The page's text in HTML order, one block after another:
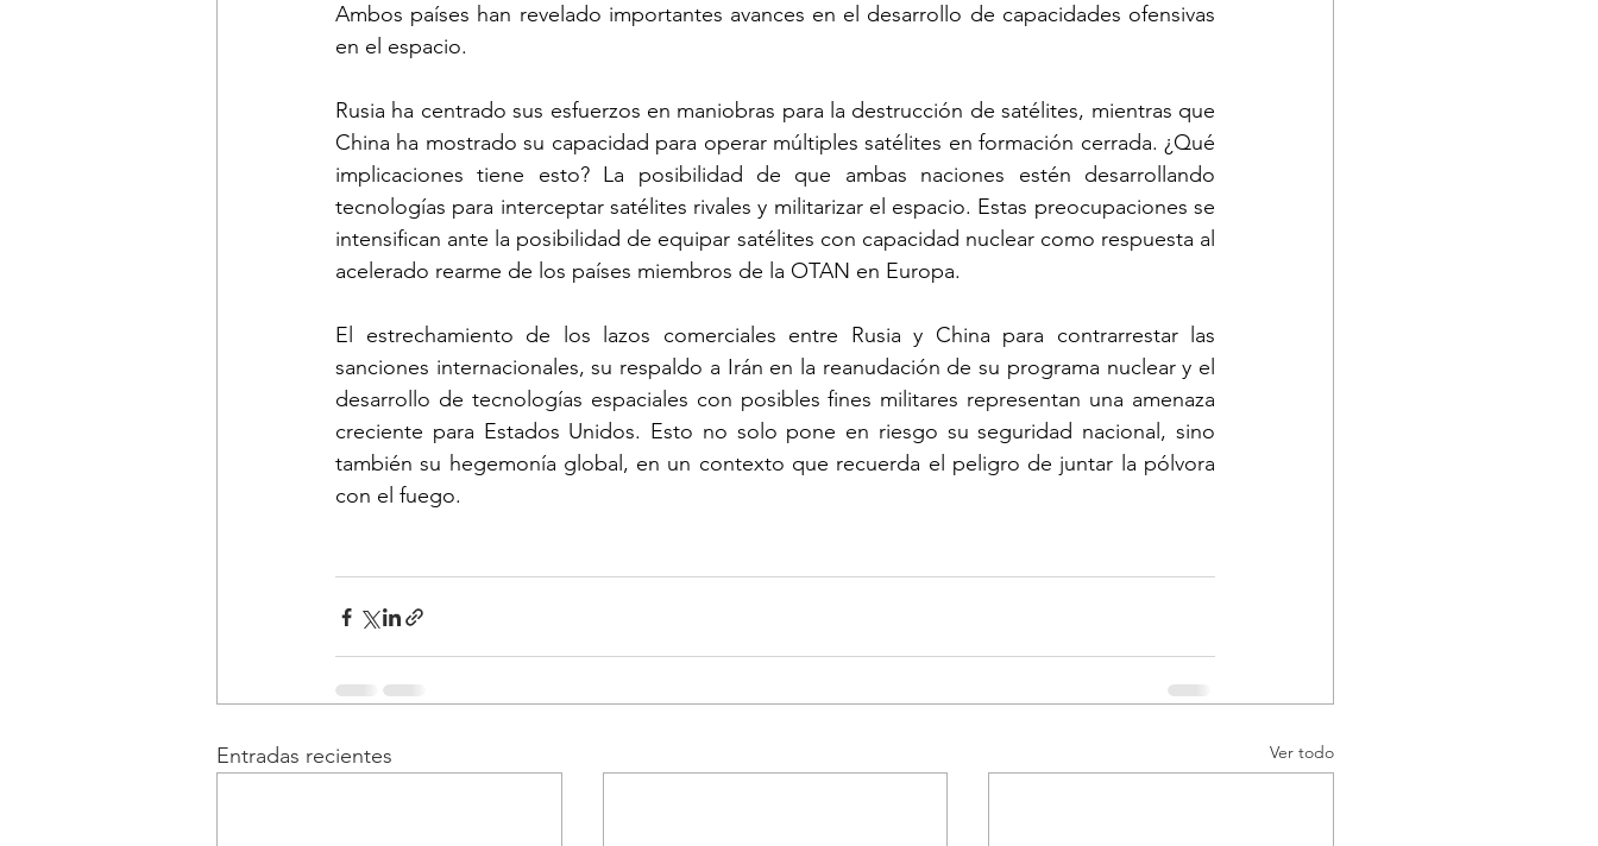
Ambos países han revelado importantes avances en el desarrollo de capacidades ofensivas
en el espacio.
Rusia ha centrado sus esfuerzos en maniobras para la destrucción de satélites, mientras que
China ha mostrado su capacidad para operar múltiples satélites en formación cerrada. ¿Qué
implicaciones tiene esto? La posibilidad de que ambas naciones estén desarrollando
tecnologías para interceptar satélites rivales y militarizar el espacio. Estas preocupaciones se
intensifican ante la posibilidad de equipar satélites con capacidad nuclear como respuesta al
acelerado rearme de los países miembros de la OTAN en Europa.
El estrechamiento de los lazos comerciales entre Rusia y China para contrarrestar las
sanciones internacionales, su respaldo a Irán en la reanudación de su programa nuclear y el
desarrollo de tecnologías espaciales con posibles fines militares representan una amenaza
creciente para Estados Unidos. Esto no solo pone en riesgo su seguridad nacional, sino
también su hegemonía global, en un contexto que recuerda el peligro de juntar la pólvora
con el fuego.
Entradas recientes Ver todo